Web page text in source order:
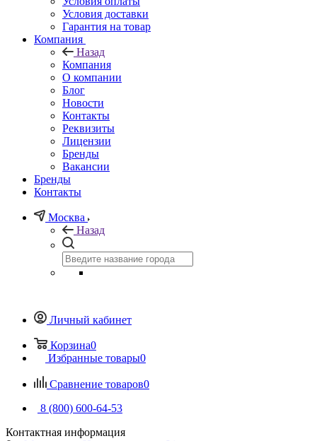
Условия доставки
Гарантия на товар
Компания
Назад
Компания
О компании
Блог
Новости
Контакты
Реквизиты
Лицензии
Бренды
Вакансии
Бренды
Контакты
Москва
Назад
Личный кабинет
Корзина0
Избранные товары0
Сравнение товаров0
8 (800) 600-64-53
Контактная информация